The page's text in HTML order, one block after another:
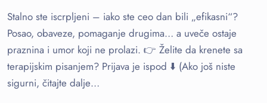
Stalno ste iscrpljeni – iako ste ceo dan bili „efikasni“?
Posao, obaveze, pomaganje drugima… a uveče ostaje
praznina i umor koji ne prolazi. 👉 Želite da krenete sa
terapijskim pisanjem? Prijava je ispod ⬇️ (Ako još niste
sigurni, čitajte dalje…